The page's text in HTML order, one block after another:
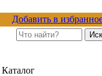
Добавить в
Каталог